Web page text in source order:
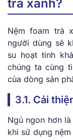
trà xanh?
Nệm foam trà
người dùng sẽ
su hoạt tính
chúng ta cùng
của dòng sản
3.1. Cải
Ngủ ngon hơn
khi sử dụng